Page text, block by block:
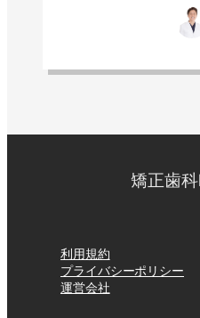
矯正歯科
利用規約
プライバシーポリシー
運営会社